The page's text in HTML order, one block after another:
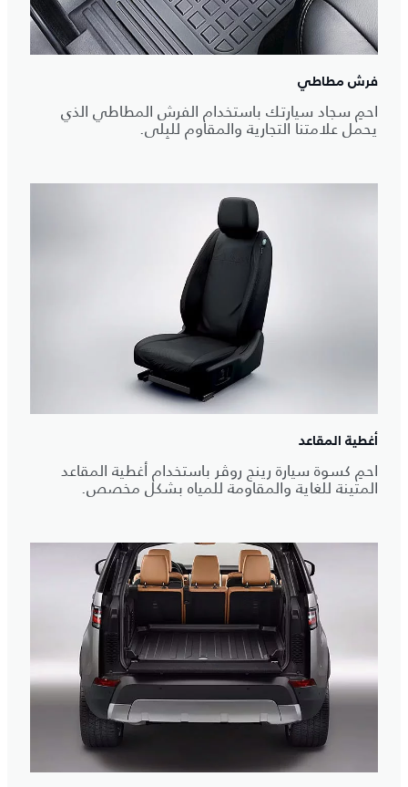
فرش مطاطي
احمِ سجاد سيارتك باستخدام الفرش المطاطي الذي
يحمل علامتنا التجارية والمقاوم للبِلى.
أغطية المقاعد
احمِ كسوة سيارة رينج روڤر باستخدام أغطية المقاعد
المتينة للغاية والمقاومة للمياه بشكل مخصص.